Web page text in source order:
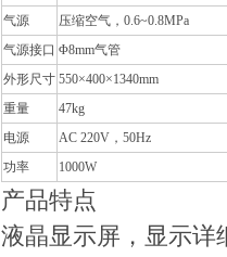
气源
压缩空气，0.6~0.8MPa
气源接口 Φ8mm气管
外形尺寸 550×400×1340mm
重量
47kg
电源
AC 220V，50Hz
功率
1000W
产品特点
液晶显示屏，显示详